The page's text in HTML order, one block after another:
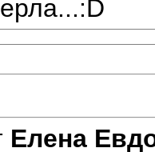
Елена